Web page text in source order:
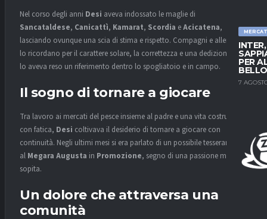
PER
7
Nel corso degli anni Desi aveva indossato le maglie di
Sancataldese, Canicattì, Kamarat, Scordia eAcicatena,
lasciando ovunque una scia di stima e rispetto. Compagni e allenatori
lo ricordano per il carattere solare, la correttezza e una dedizione che
lo aveva reso un riferimento dentro lo spogliatoio e in campo.
Il sogno di tornare a giocare
Tra lavoro ai mercati del pesce insieme al padre e una vita costruita
con fatica, Desi coltivava il desiderio di tornare a giocare con
continuità. Negli ultimi mesi si era parlato di un possibile tesseramento
al Megara Augusta in Promozione, segno di una passione mai
sopita.
Un dolore che attraversa una
comunità